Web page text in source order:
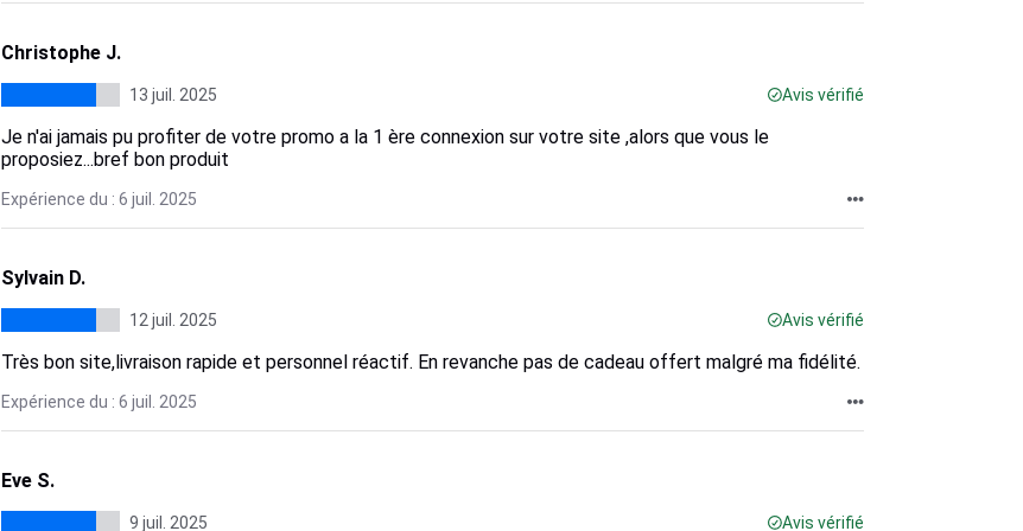
Christophe J.
13 juil. 2025 Avis vérifié
Je n'ai jamais pu profiter de votre promo a la 1 ère connexion sur votre site ,alors que vous le
proposiez...bref bon produit
Expérience du : 6 juil. 2025
Sylvain D.
12 juil. 2025 Avis vérifié
Très bon site,livraison rapide et personnel réactif. En revanche pas de cadeau offert malgré ma fidélité.
Expérience du : 6 juil. 2025
Eve S.
9 juil. 2025 Avis vérifié